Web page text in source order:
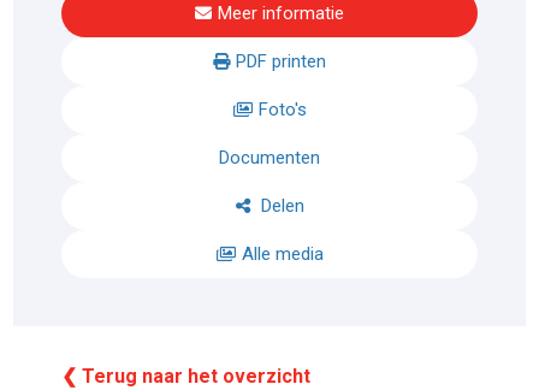
Meer informatie
PDF printen
Foto's
Documenten
Delen
Alle media
❮ Terug naar het overzicht